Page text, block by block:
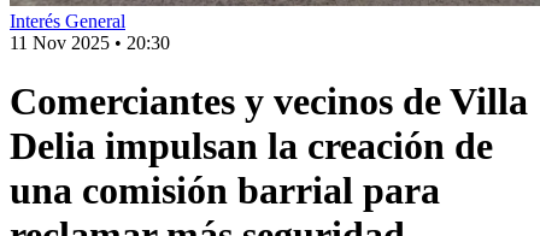
Interés General
11 Nov 2025 • 20:30
Comerciantes y vecinos de Villa
Delia impulsan la creación de
una comisión barrial para